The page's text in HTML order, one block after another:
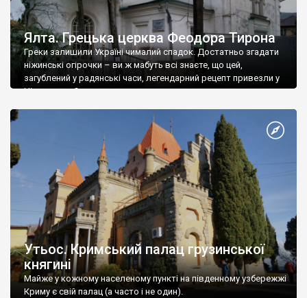
Ялта. Грецька церква Феодора Тирона
Греки залишили Україні чималий спадок. Достатньо згадати
ніжинські огірочки – ви ж мабуть всі знаєте, що цей,
загублений у радянські часи, легендарний рецепт привезли у
Ніжин греки?
Утьос. Кримський палац грузинської
княгині
Майже у кожному населеному пункті на південному узбережжі
Криму є свій палац (а часто і не один).